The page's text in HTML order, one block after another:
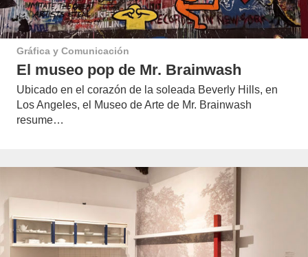
Gráfica y Comunicación
El museo pop de Mr. Brainwash
Ubicado en el corazón de la soleada Beverly Hills, en
Los Angeles, el Museo de Arte de Mr. Brainwash
resume…